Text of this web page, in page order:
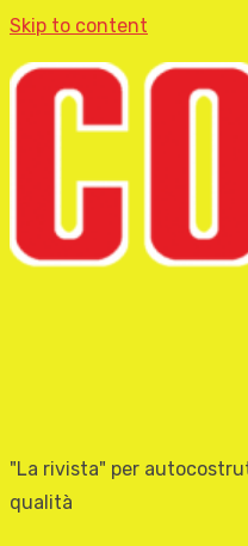
Skip to content
"La rivista" per
qualità